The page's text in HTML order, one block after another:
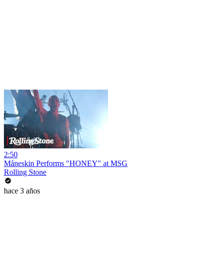
2:50
Måneskin Performs "HONEY" at MSG
Rolling Stone
hace 3 años